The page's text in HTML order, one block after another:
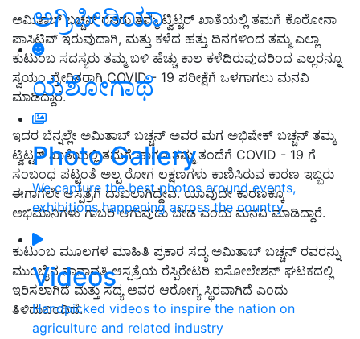
ಅಗ್ರಿಪೀಡಿಯಾ
ಯಶೋಗಾಥೆ
Photo Gallery
We capture the best photos around events,
exhibitions happening across the country
Videos
Handpicked videos to inspire the nation on
agriculture and related industry
ಅಮಿತಾಬ್ ಬಚ್ಚನ್ ರವರು ತಮ್ಮ ಟ್ವಿಟ್ಟರ್ ಖಾತೆಯಲ್ಲಿ ತಮಗೆ ಕೊರೋನಾ
ಪಾಸಿಟಿವ್ ಇರುವುದಾಗಿ, ಮತ್ತು ಕಳೆದ ಹತ್ತು ದಿನಗಳಿಂದ ತಮ್ಮ ಎಲ್ಲಾ
ಕುಟುಂಬ ಸದಸ್ಯರು ತಮ್ಮ ಬಳಿ ಹೆಚ್ಚು ಕಾಲ ಕಳೆದಿರುವುದರಿಂದ ಎಲ್ಲರನ್ನೂ
ಸ್ವಯಂ ಪ್ರೇರಿತರಾಗಿ COVID - 19 ಪರೀಕ್ಷೆಗೆ ಒಳಗಾಗಲು ಮನವಿ
ಮಾಡಿದ್ದಾರೆ.
ಇದರ ಬೆನ್ನಲ್ಲೇ ಅಮಿತಾಬ್ ಬಚ್ಚನ್ ಅವರ ಮಗ ಅಭಿಷೇಕ್ ಬಚ್ಚನ್ ತಮ್ಮ
ಟ್ವಿಟ್ಟರ್ ಖಾತೆಯಲ್ಲಿ ತಮಗೆ ಹಾಗೂ ತಮ್ಮ ತಂದೆಗೆ COVID - 19 ಗೆ
ಸಂಬಂಧ ಪಟ್ಟಂತೆ ಅಲ್ಪ ರೋಗ ಲಕ್ಷಣಗಳು ಕಾಣಿಸಿರುವ ಕಾರಣ ಇಬ್ಬರು
ಈಗಾಗಲೇ ಆಸ್ಪತ್ರೆಗೆ ದಾಖಲಾಗಿದ್ದೇವೆ. ಯಾವುದೇ ಕಾರಣಕ್ಕೂ
ಅಭಿಮಾನಿಗಳು ಗಾಬರಿ ಆಗುವುದು ಬೇಡ ಎಂದು ಮನವಿ ಮಾಡಿದ್ದಾರೆ.
ಕುಟುಂಬ ಮೂಲಗಳ ಮಾಹಿತಿ ಪ್ರಕಾರ ಸದ್ಯ ಅಮಿತಾಬ್ ಬಚ್ಚನ್ ರವರನ್ನು
ಮುಂಬೈನ ನಾನಾವತಿ ಆಸ್ಪತ್ರೆಯ ರೆಸ್ಪಿರೇಟರಿ ಐಸೋಲೇಶನ್ ಘಟಕದಲ್ಲಿ
ಇರಿಸಲಾಗಿದೆ ಮತ್ತು ಸದ್ಯ ಅವರ ಆರೋಗ್ಯ ಸ್ಥಿರವಾಗಿದೆ ಎಂದು
ತಿಳಿದುಬಂದಿದೆ.